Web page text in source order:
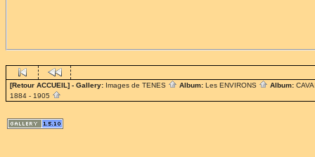
[Retour ACCUEIL] - Gallery: Images de TENES Album: Les ENVIRONS Album:
1884 - 1905